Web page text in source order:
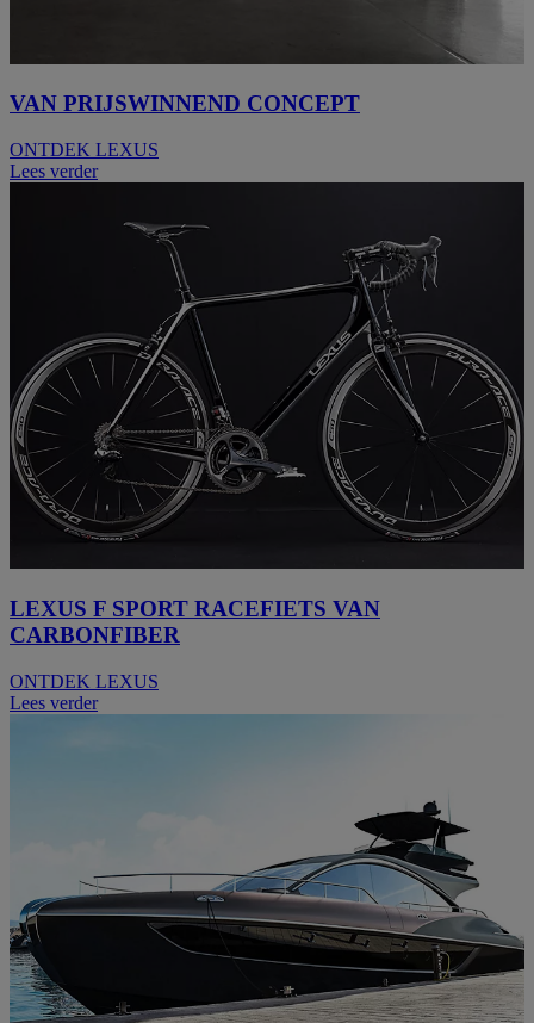
VAN PRIJSWINNEND CONCEPT
ONTDEK LEXUS
Lees verder
LEXUS F SPORT RACEFIETS VAN
CARBONFIBER
ONTDEK LEXUS
Lees verder